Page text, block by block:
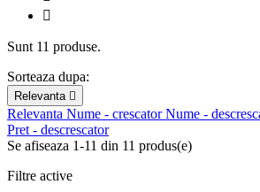

Sunt 11 produse.
Sorteaza dupa:
Relevanta 
Relevanta Nume - crescatorNume -
Pret - descrescator
Se afiseaza 1-11 din 11 produs(e)
Filtre active